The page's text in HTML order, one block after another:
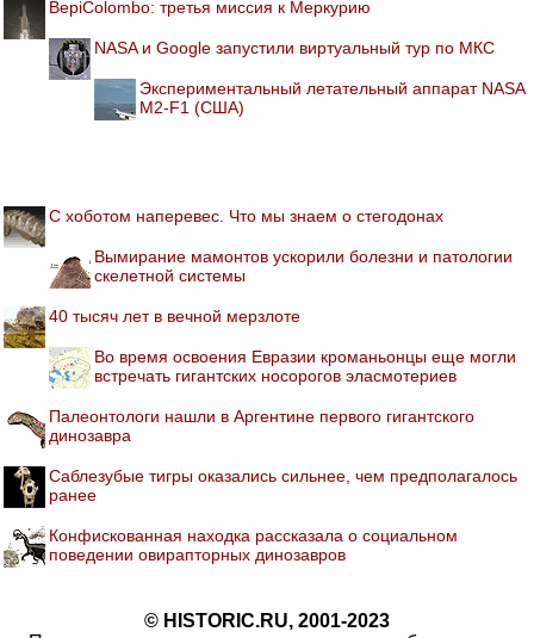
BepiColombo: третья миссия к Меркурию
NASA и Google запустили виртуальный тур по МКС
Экспериментальный летательный аппарат NASA
M2-F1 (США)
С хоботом наперевес. Что мы знаем о стегодонах
Вымирание мамонтов ускорили болезни и патологии
скелетной системы
40 тысяч лет в вечной мерзлоте
Во время освоения Евразии кроманьонцы еще могли
встречать гигантских носорогов эласмотериев
Палеонтологи нашли в Аргентине первого гигантского
динозавра
Саблезубые тигры оказались сильнее, чем предполагалось
ранее
Конфискованная находка рассказала о социальном
поведении овирапторных динозавров
© HISTORIC.RU, 2001-2023